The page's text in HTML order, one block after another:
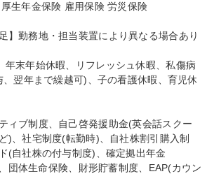
生年金保険 雇用保険 労災保険
】勤務地・担当装置により異なる場合あり
年末年始休暇、リフレッシュ休暇、私傷病
翌年まで繰越可)、子の看護休暇、育児休
ィブ制度、自己啓発援助金(英会話スクー
)、社宅制度(転勤時)、自社株割引購入制
(自社株の付与制度)、確定拠出年金
団体生命保険、財形貯蓄制度、EAP(カウン